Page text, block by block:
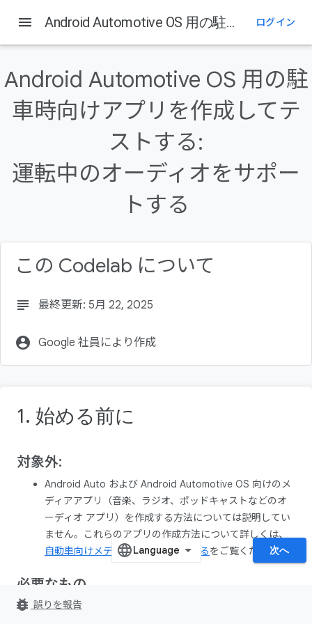
Android Developers
1. 始める前に
対象外:
必要なもの
作成するアプリの概要
menu Android Automotive OS 用の駐車時向けアプリを作成してテストする: 運転中のオーディオをサポートする ログイン
Android Automotive OS 用の駐
車時向けアプリを作成してテ
ストする:
運転中のオーディオをサポー
トする
この Codelab について
subject 最終更新: 5月 22, 2025
account_circle Google 社員により作成
1. 始める前に
対象外:
Android Auto および Android Automotive OS 向けのメ
ディアアプリ（音楽、ラジオ、ポッドキャストなどのオ
ーディオ アプリ）を作成する方法については説明してい
ません。これらのアプリの作成方法について詳しくは、
自動車向けメディアアプリを作成するをご覧ください。
必要なもの
最新バージョンの
次へ
bug_report 誤りを報告